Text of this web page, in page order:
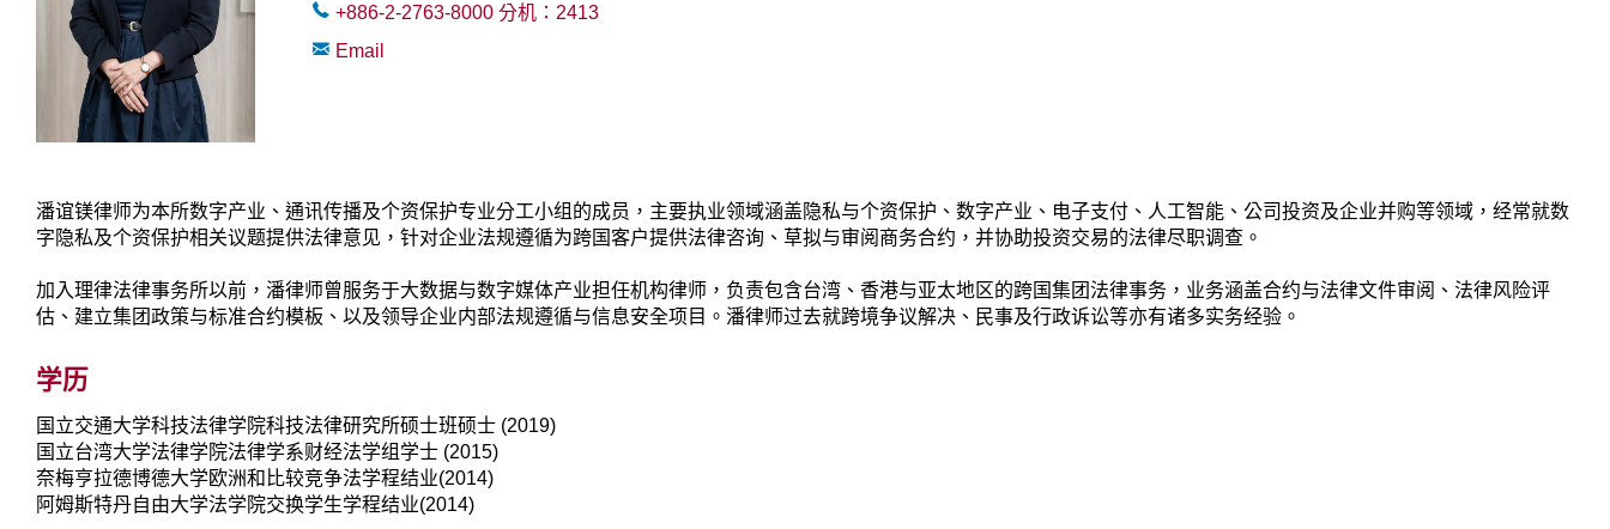
+886-2-2763-8000 分机： 2413
Email
潘谊镁律师为本所数字产业、通讯传播及个资保护专业分工小组的成员，主要执业领域涵盖隐私与个资保护、数字产业、电子支付、人工智能、公司投资及企业并购等领域，经常就数
字隐私及个资保护相关议题提供法律意见，针对企业法规遵循为跨国客户提供法律咨询、草拟与审阅商务合约，并协助投资交易的法律尽职调查。
加入理律法律事务所以前，潘律师曾服务于大数据与数字媒体产业担任机构律师，负责包含台湾、香港与亚太地区的跨国集团法律事务，业务涵盖合约与法律文件审阅、法律风险评
估、建立集团政策与标准合约模板、以及领导企业内部法规遵循与信息安全项目。潘律师过去就跨境争议解决、民事及行政诉讼等亦有诸多实务经验。
学历
国立交通大学科技法律学院科技法律研究所硕士班硕士 (2019)
国立台湾大学法律学院法律学系财经法学组学士 (2015)
奈梅亨拉德博德大学欧洲和比较竞争法学程结业(2014)
阿姆斯特丹自由大学法学院交换学生学程结业(2014)